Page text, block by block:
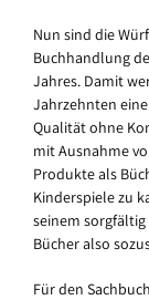
Nun sind die
Buchhandlung
Jahres. Damit
Jahrzehnten
Qualität ohne
mit Ausnahme
Produkte als
Kinderspiele zu
seinem
Bücher also
Für den